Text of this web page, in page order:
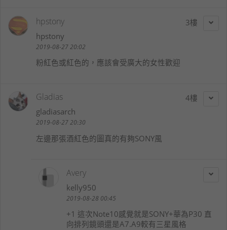
3
hpstony
hpstony
2019-08-27 20:02
粉紅色或紅色的，應該會受廣大的女性歡迎
4
Gladias
gladiasarch
2019-08-27 20:30
左邊那張酒紅色的圖真的有夠SONY風
Avery
kelly950
2019-08-28 00:45
+1 這次Note10感覺就是SONY+華為P30 直
向排列鏡頭還是A7.A9較有三星風格